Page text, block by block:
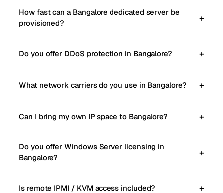
How fast can a Bangalore dedicated server be
provisioned?
Do you offer DDoS protection in Bangalore?
What network carriers do you use in Bangalore?
Can I bring my own IP space to Bangalore?
Do you offer Windows Server licensing in
Bangalore?
Is remote IPMI / KVM access included?